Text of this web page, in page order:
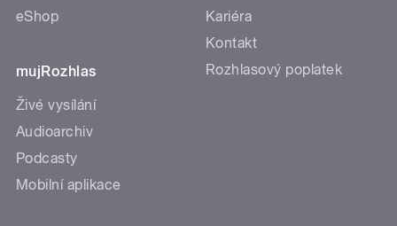
eShop
mujRozhlas
Živé vysílání
Audioarchiv
Podcasty
Mobilní aplikace
Kariéra
Kontakt
Rozhlasový poplatek